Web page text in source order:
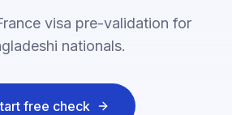
visa pre-validation for
nationals.
free check